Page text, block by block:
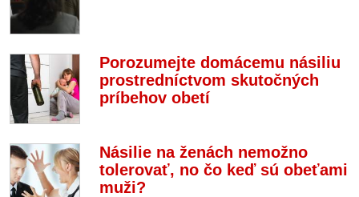
Porozumejte domácemu násiliu
prostredníctvom skutočných
príbehov obetí
Násilie na ženách nemožno
tolerovať, no čo keď sú obeťami
muži?